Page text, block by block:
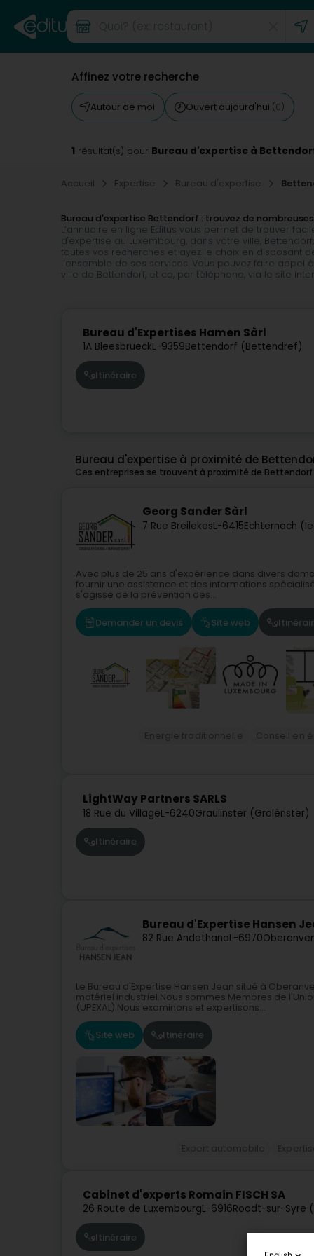
Affinez votre recherche
Autour de moi Ouvert aujourd'hui (0)
1 résultat(s) pour Bureau d'expertise à
Accueil Expertise Bureau d'expertise
Bureau d'expertise Bettendorf : trouvez de
L’annuaire en ligne Editus vous permet de trouver
d'expertise au Luxembourg, dans votre ville,
toutes vos recherches et ayez le choix en disposant
l’ensemble de ses services. Vous pouvez faire
ville de Bettendorf, et ce, par téléphone, via le site
Bureau d'Expertises Hamen Sàrl
1A BleesbrueckL-9359Bettendorf (Bettendref)
Itinéraire
Bureau d'expertise à proximité de
Ces entreprises se trouvent à proximité de
Georg Sander Sàrl
7 Rue BreilekesL-6415Echternach
Avec plus de 25 ans d'expérience dans divers
fournir une assistance et des informations
s'agisse de la prévention des...
Demander un devis Site web
LightWay Partners SARLS
18 Rue du VillageL-6240Graulinster (Grolënster)
Itinéraire
Bureau d'Expertise Hansen
82 Rue AndethanaL-6970
Le Bureau d'Expertise Hansen Jean situé à
matériel industriel.Nous sommes Membres de
(UPEXAL).Nous examinons et expertisons...
Site web Itinéraire
Cabinet d'experts Romain FISCH SA
26 Route de LuxembourgL-6916Roodt-sur-Syre
Itinéraire